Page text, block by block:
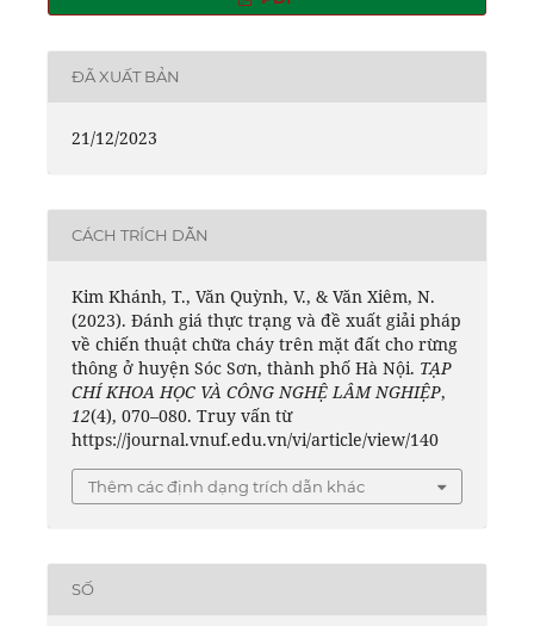
ĐÃ XUẤT BẢN
21/12/2023
CÁCH TRÍCH DẪN
Kim Khánh, T., Văn Quỳnh, V., & Văn Xiêm, N.
(2023). Đánh giá thực trạng và đề xuất giải pháp
về chiến thuật chữa cháy trên mặt đất cho rừng
thông ở huyện Sóc Sơn, thành phố Hà Nội. TẠP
CHÍ KHOA HỌC VÀ CÔNG NGHỆ LÂM NGHIỆP,
12(4), 070–080. Truy vấn từ
https://journal.vnuf.edu.vn/vi/article/view/140
Thêm các định dạng trích dẫn khác
SỐ